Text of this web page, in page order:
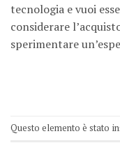
tecnologia e vuoi
considerare
sperimentare
Questo elemento è stato